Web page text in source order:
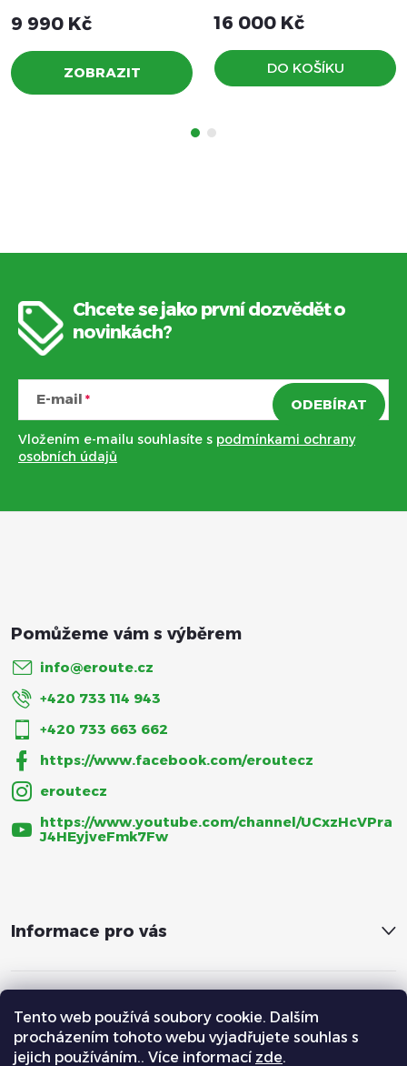
Tento web používá soubory cookie. Dalším
procházením tohoto webu vyjadřujete souhlas s
jejich používáním.. Více informací zde.
9 990 Kč
ZOBRAZIT
16 000 Kč
DO KOŠÍKU
Z
á
p
a
t
Chcete se jako první dozvědět o
novinkách?
E-mail
Vložením e-mailu souhlasíte s podmínkami ochrany
osobních údajů
ODEBÍRAT
info@eroute.cz
+420 733 114 943
+420 733 663 662
https://www.facebook.com/eroutecz
eroutecz
https://www.youtube.com/channel/UCxzHcVPra
J4HEyjveFmk7Fw
Informace pro vás